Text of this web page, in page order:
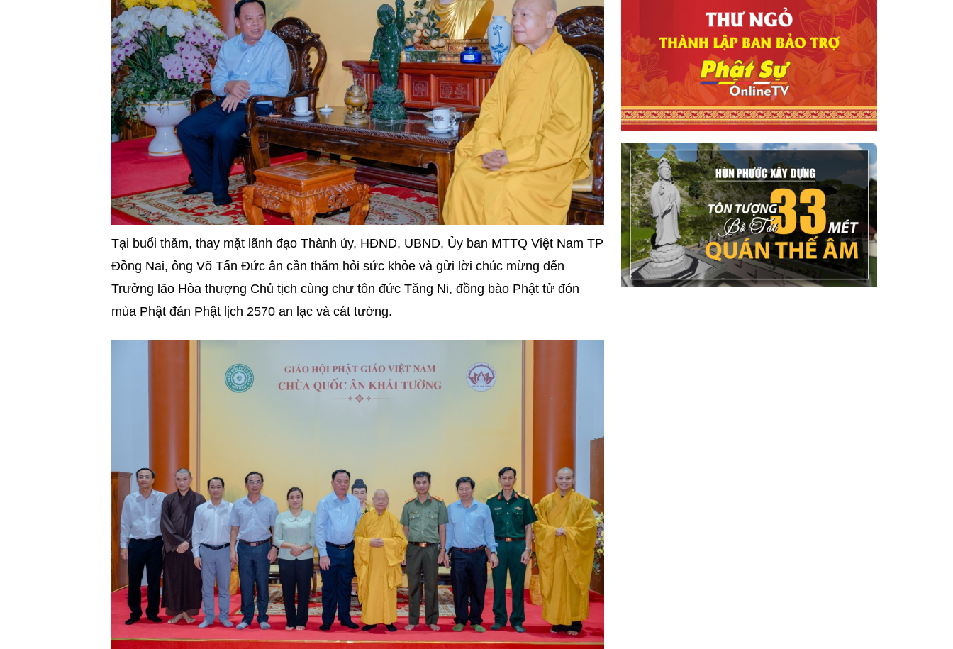
Tại buổi thăm, thay mặt lãnh đạo Thành ủy, HĐND, UBND, Ủy ban MTTQ Việt Nam TP
Đồng Nai, ông Võ Tấn Đức ân cần thăm hỏi sức khỏe và gửi lời chúc mừng đến
Trưởng lão Hòa thượng Chủ tịch cùng chư tôn đức Tăng Ni, đồng bào Phật tử đón
mùa Phật đản Phật lịch 2570 an lạc và cát tường.